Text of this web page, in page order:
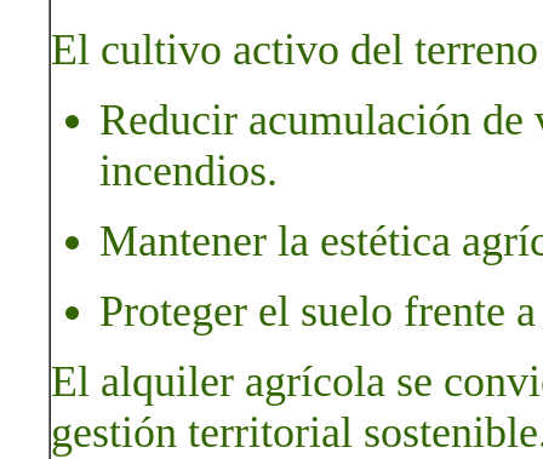
El cultivo activo del
Reducir acumulación de
incendios.
Mantener la estética
Proteger el suelo frente
El alquiler agrícola se
gestión territorial